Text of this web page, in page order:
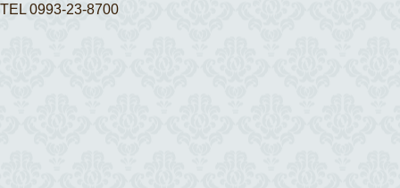
TEL 0993-23-8700